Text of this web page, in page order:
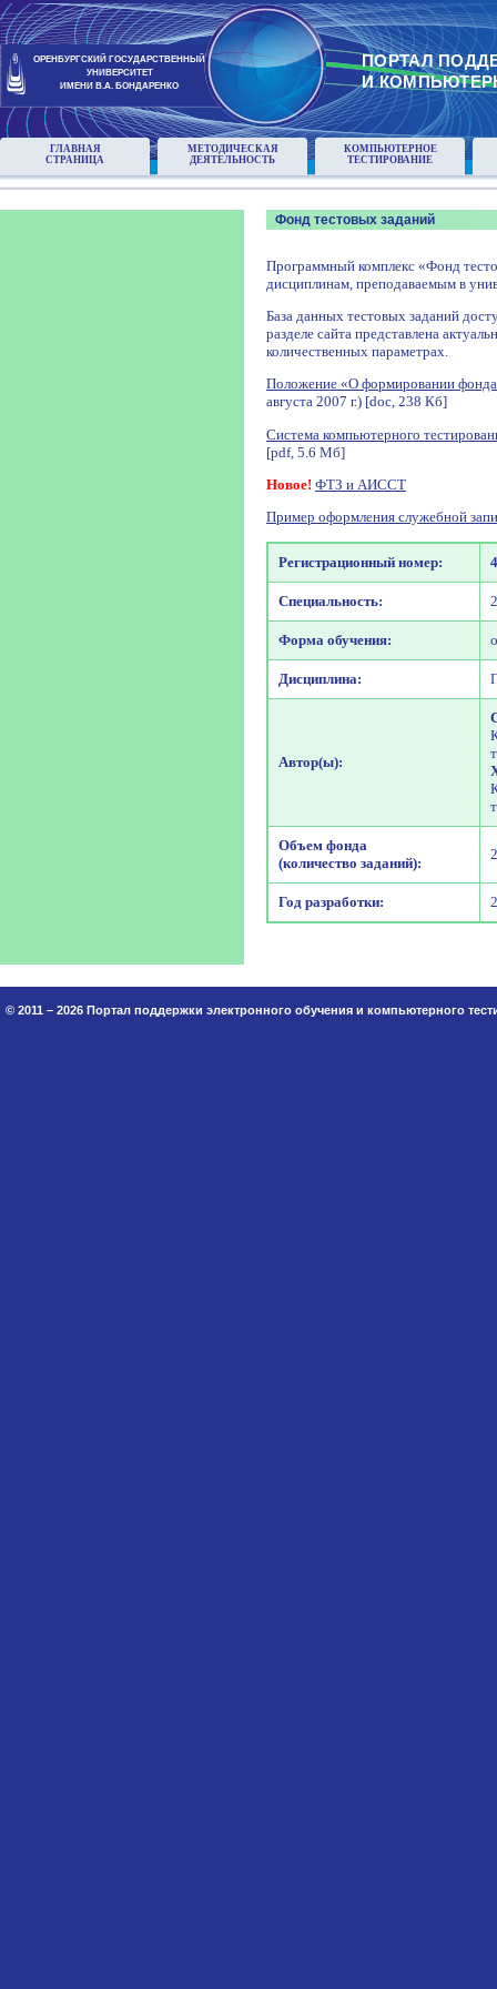
ОРЕНБУРГСКИЙ ГОСУДАРСТВЕННЫЙ
УНИВЕРСИТЕТ
ИМЕНИ В.А. БОНДАРЕНКО
ПОРТАЛ
И
ГЛАВНАЯ
СТРАНИЦА
МЕТОДИЧЕСКАЯ
ДЕЯТЕЛЬНОСТЬ
КОМПЬЮТЕРНОЕ
ТЕСТИРОВАНИЕ
Фонд тестовых заданий
Программный комплекс «Фонд
дисциплинам, преподаваемым в
База данных тестовых заданий
разделе сайта представлена
количественных параметрах.
Положение «О формировании фонда
августа 2007 г.) [doc, 238 Кб]
Система компьютерного
[pdf, 5.6 Мб]
Новое! ФТЗ и АИССТ
Пример оформления служебной
Регистрационный номер:
Специальность:
Форма обучения:
Дисциплина:
Автор(ы):
Объем фонда
(количество заданий):
Год разработки:
© 2011 – 2026 Портал поддержки электронного обучения и компьютерного